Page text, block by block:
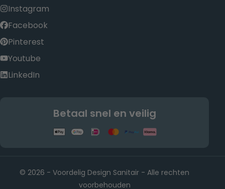
Instagram
Facebook
Pinterest
Youtube
LinkedIn
Betaal snel en veilig
© 2026 - Voordelig Design Sanitair - Alle rechten
voorbehouden